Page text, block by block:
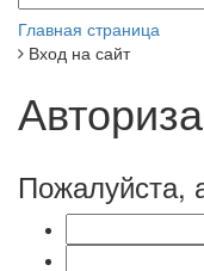
Главная страница
Вход на сайт
Пожалуйста,